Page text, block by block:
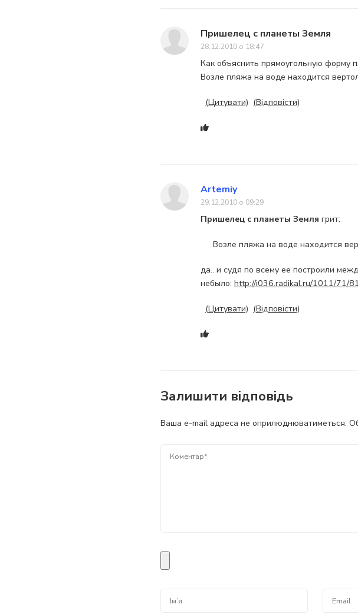
Пришелец с планеты Земля
28.12.2010 о 18:47
Как объяснить прямоугольную форму
Возле пляжа на воде находится
(Цитувати) (Відповісти)
Artemiy
29.12.2010 о 09:29
Пришелец с планеты Земля грит:
Возле пляжа на воде находится
да.. и судя по всему ее построили
небыло: http://i036.radikal.ru/1011/71/
(Цитувати) (Відповісти)
Залишити відповідь
Ваша e-mail адреса не оприлюднюватиметься.